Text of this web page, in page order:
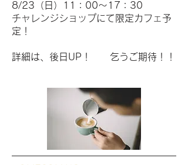
8/23（日）11：00～17：30
チャレンジショップにて限定カフェ予
定！
​詳細は、後日UP！ 乞うご期待！！